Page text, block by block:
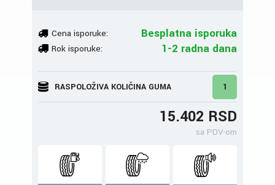
Cena isporuke: Besplatna isporuka
Rok isporuke: 1-2 radna dana
RASPOLOŽIVA KOLIČINA GUMA 1
15.402 RSD
sa PDV-om